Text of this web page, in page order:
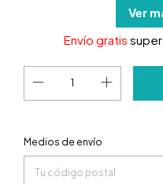
Ver
Envío gratis
Entregas para el CP:
Medios de envío